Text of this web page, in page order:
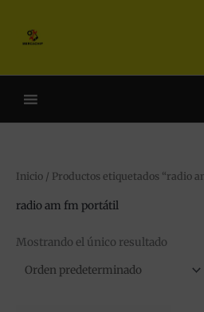
contenido
Inicio / Productos etiquetados “radio
radio am fm portátil
Mostrando el único resultado